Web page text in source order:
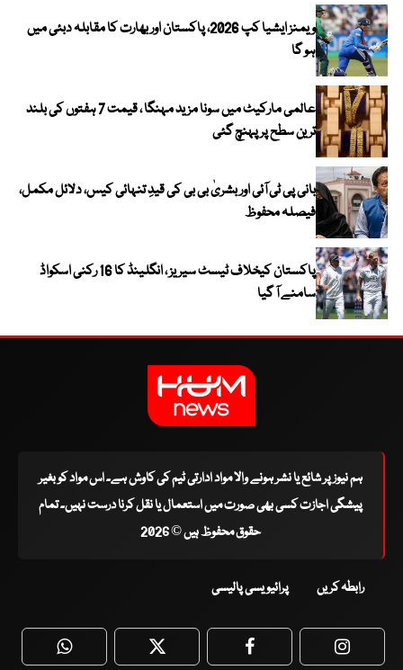
ویمنز ایشیا کپ 2026، پاکستان اور بھارت کا مقابلہ دبئی میں
ہو گا
عالمی مارکیٹ میں سونا مزید مہنگا ، قیمت 7 ہفتوں کی بلند
ترین سطح پر پہنچ گئی
بانی پی ٹی آئی اور بشریٰ بی بی کی قیدِ تنہائی کیس، دلائل مکمل،
فیصلہ محفوظ
پاکستان کیخلاف ٹیسٹ سیریز ، انگلینڈ کا 16 رکنی اسکواڈ
سامنے آ گیا
ہم نیوز پر شائع یا نشر ہونے والا مواد ادارتی ٹیم کی کاوش ہے۔ اس مواد کو بغیر
پیشگی اجازت کسی بھی صورت میں استعمال یا نقل کرنا درست نہیں۔ تمام
حقوق محفوظ ہیں © 2026
رابطہ کریں پرائیویسی پالیسی
WhatsApp Twitter Facebook